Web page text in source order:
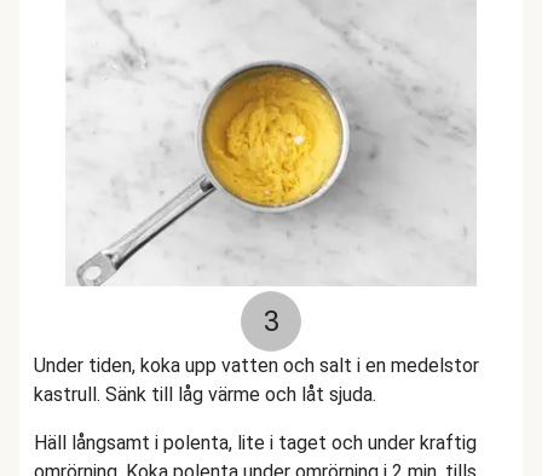
3
Under tiden, koka upp vatten och salt i en medelstor
kastrull. Sänk till låg värme och låt sjuda.
Häll långsamt i polenta, lite i taget och under kraftig